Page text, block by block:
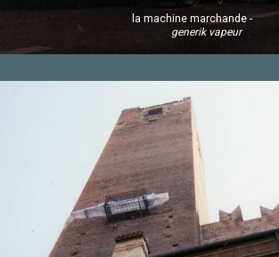
la machine marchande -
generik vapeur